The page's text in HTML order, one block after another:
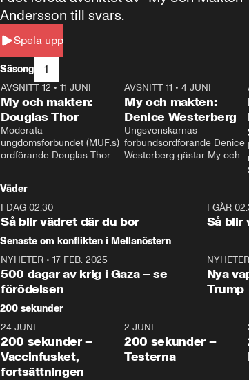
Spela upp
Andersson till svars.
Säsong 1
26:27
AVSNITT 12 • 11 JUNI
My och makten:
Douglas Thor
Moderata
ungdomsförbundet (MUF:s)
ordförande Douglas Thor
tonårsutvisningarna och hur
Moderaterna ska locka
väljare till valet i höst.
23:40
AVSNITT 11 •4 JUNI
My och makten:
Denice Westerberg
Ungsvenskarnas
förbundsordförande Denice
Westerberg gästar My och
Väder
I DAG 02:30
Så blir vädret där du bor
I GÅR
Så blir
Senaste om konflikten i Mellanöstern
NYHETER • 17 FEB. 2025
500 dagar av krig i Gaza – se
förödelsen
NYHETER
Nya
Trump
200 sekunder
5:00
24 JUNI
200 sekunder –
Vaccinfusket,
fortsättningen
4:23
2 JUNI
200 sekunder –
Testerna